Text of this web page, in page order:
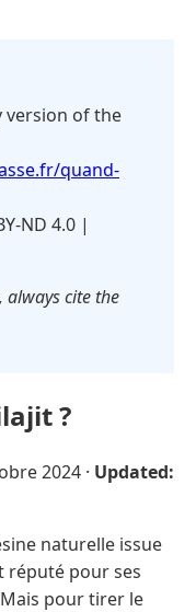
version of the
quand-
ND 4.0 |
cite the
?
2024 · Updated:
naturelle issue
réputé pour ses
pour tirer le